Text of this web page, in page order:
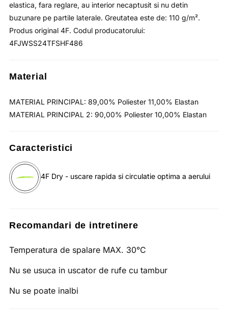
elastica, fara reglare, au interior necaptusit si nu detin
buzunare pe partile laterale. Greutatea este de: 110 g/m².
Produs original 4F. Codul producatorului:
4FJWSS24TFSHF486
Material
MATERIAL PRINCIPAL: 89,00% Poliester 11,00% Elastan
MATERIAL PRINCIPAL 2: 90,00% Poliester 10,00% Elastan
Caracteristici
4F Dry - uscare rapida si circulatie optima a aerului
Recomandari de intretinere
Temperatura de spalare MAX. 30°C
Nu se usuca in uscator de rufe cu tambur
Nu se poate inalbi